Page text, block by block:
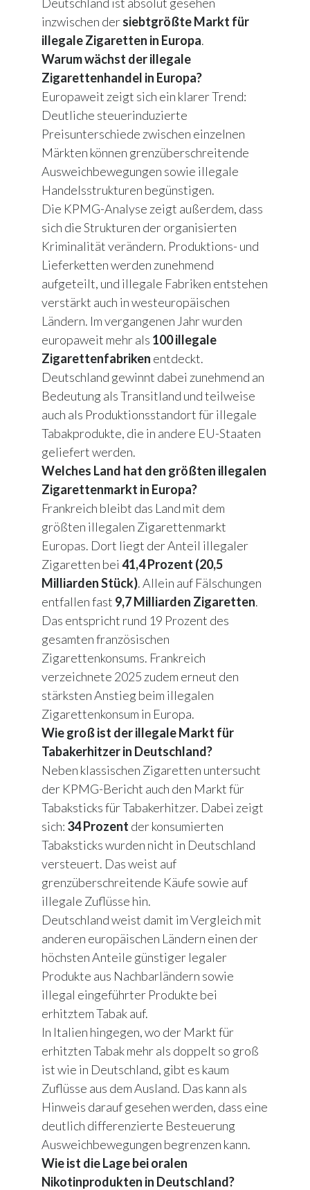
inzwischen dersiebtgrößte Markt für
illegale Zigaretten in Europa.
Warum wächst der illegale
Zigarettenhandel in Europa?
Europaweit zeigt sich ein klarer Trend:
Deutliche steuerinduzierte
Preisunterschiede zwischen einzelnen
Märkten können grenzüberschreitende
Ausweichbewegungen sowie illegale
Handelsstrukturen begünstigen.
Die KPMG-Analyse zeigt außerdem, dass
sich die Strukturen der organisierten
Kriminalität verändern. Produktions- und
Lieferketten werden zunehmend
aufgeteilt, und illegale Fabriken entstehen
verstärkt auch in westeuropäischen
Ländern. Im vergangenen Jahr wurden
europaweit mehr als 100 illegale
Zigarettenfabriken entdeckt.
Deutschland gewinnt dabei zunehmend an
Bedeutung als Transitland und teilweise
auch als Produktionsstandort für illegale
Tabakprodukte, die in andere EU-Staaten
geliefert werden.
Welches Land hat den größten illegalen
Zigarettenmarkt in Europa?
Frankreich bleibt das Land mit dem
größten illegalen Zigarettenmarkt
Europas. Dort liegt der Anteil illegaler
Zigaretten bei 41,4 Prozent (20,5
Milliarden Stück). Allein auf Fälschungen
entfallen fast 9,7 Milliarden Zigaretten.
Das entspricht rund 19 Prozent des
gesamten französischen
Zigarettenkonsums. Frankreich
verzeichnete 2025 zudem erneut den
stärksten Anstieg beim illegalen
Zigarettenkonsum in Europa.
Wie groß ist der illegale Markt für
Tabakerhitzer in Deutschland?
Neben klassischen Zigaretten untersucht
der KPMG-Bericht auch den Markt für
Tabaksticks für Tabakerhitzer. Dabei zeigt
sich: 34 Prozent der konsumierten
Tabaksticks wurden nicht in Deutschland
versteuert. Das weist auf
grenzüberschreitende Käufe sowie auf
illegale Zuflüsse hin.
Deutschland weist damit im Vergleich mit
anderen europäischen Ländern einen der
höchsten Anteile günstiger legaler
Produkte aus Nachbarländern sowie
illegal eingeführter Produkte bei
erhitztem Tabak auf.
In Italien hingegen, wo der Markt für
erhitzten Tabak mehr als doppelt so groß
ist wie in Deutschland, gibt es kaum
Zuflüsse aus dem Ausland. Das kann als
Hinweis darauf gesehen werden, dass eine
deutlich differenzierte Besteuerung
Ausweichbewegungen begrenzen kann.
Wie ist die Lage bei oralen
Nikotinprodukten in Deutschland?